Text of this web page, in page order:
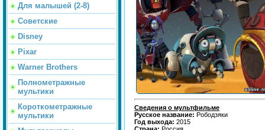
Для малышей (2-8)
Советские
Disney
Pixar
Warner Brothers
Полнометражные
мультики
Короткометражные
мультики
Сведения о мультфильме
Русское название: Рободзяки
Год выхода: 2015